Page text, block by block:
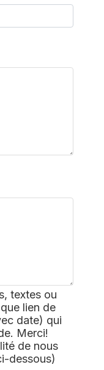
textes ou
lien de
date) qui
Merci!
de nous
dessous)